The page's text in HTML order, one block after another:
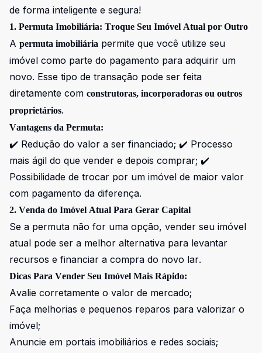
de forma inteligente e segura!
1. Permuta Imobiliária: Troque Seu Imóvel Atual por Outro
A permuta imobiliária permite que você utilize seu
imóvel como parte do pagamento para adquirir um
novo. Esse tipo de transação pode ser feita
diretamente com construtoras, incorporadoras ou outros
proprietários.
Vantagens da Permuta:
✔️ Redução do valor a ser financiado; ✔️ Processo
mais ágil do que vender e depois comprar; ✔️
Possibilidade de trocar por um imóvel de maior valor
com pagamento da diferença.
2. Venda do Imóvel Atual Para Gerar Capital
Se a permuta não for uma opção, vender seu imóvel
atual pode ser a melhor alternativa para levantar
recursos e financiar a compra do novo lar.
Dicas Para Vender Seu Imóvel Mais Rápido:
Avalie corretamente o valor de mercado;
Faça melhorias e pequenos reparos para valorizar o
imóvel;
Anuncie em portais imobiliários e redes sociais;